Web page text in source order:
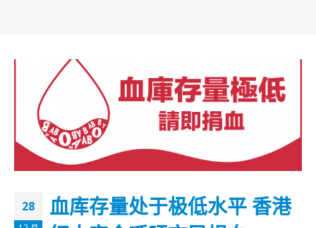
28
血库存量处于极低水平 香港